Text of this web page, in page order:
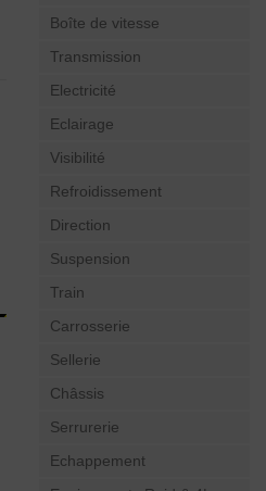
Boîte de vitesse
Transmission
Electricité
Eclairage
Visibilité
Refroidissement
Direction
Suspension
Train
Carrosserie
Sellerie
Châssis
Serrurerie
Echappement